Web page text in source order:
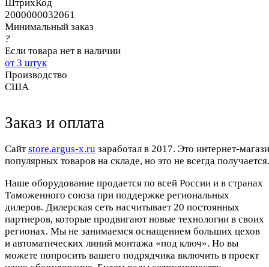
ШтрихКод
2000000032061
Минимальный заказ
?
Если товара нет в наличии
от 3 штук
Производство
США
Заказ и оплата
Cайтstore.argus-x.ru заработал в 2017. Это интернет-
популярных товаров на складе, но это не всегда
Наше оборудование продается по всей России и в странах
Таможенного союза при поддержке региональных
дилеров. Дилерская сеть насчитывает 20 постоянных
партнеров, которые продвигают новые технологии в своих
регионах. Мы не занимаемся оснащением больших цехов
и автоматических линий монтажа «под ключ». Но вы
можете попросить вашего подрядчика включить в проект